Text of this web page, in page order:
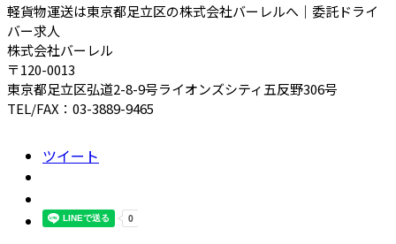
軽貨物運送は東京都足立区の株式会社バーレルへ｜委託ドライ
バー求人
株式会社バーレル
〒120-0013
東京都足立区弘道2-8-9号ライオンズシティ五反野306号
TEL/FAX：03-3889-9465
ツイート